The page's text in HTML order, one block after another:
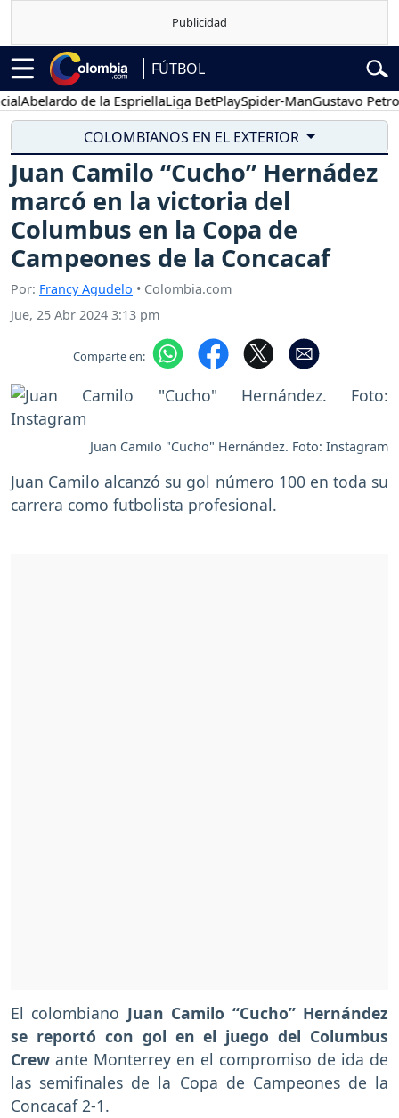
FÚTBOL
de la EspriellaLiga BetPlaySpider-ManGustavo Petro
COLOMBIANOS EN EL EXTERIOR
Juan Camilo “Cucho” Hernádez
marcó en la victoria del
Columbus en la Copa de
Campeones de la Concacaf
Por: Francy Agudelo • Colombia.com
Jue, 25 Abr 2024 3:13 pm
Comparte en:
Juan Camilo "Cucho" Hernández. Foto: Instagram
Juan Camilo alcanzó su gol número 100 en toda su
carrera como futbolista profesional.
El colombiano Juan Camilo “Cucho” Hernández
se reportó con gol en el juego del Columbus
Crew ante Monterrey en el compromiso de ida de
las semifinales de la Copa de Campeones de la
Concacaf 2-1.